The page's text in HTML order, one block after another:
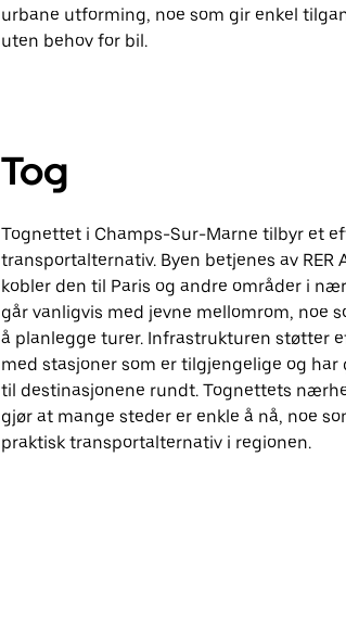
urbane utforming, noe som gir enkel
uten behov for bil.
Tog
Tognettet i Champs-Sur-Marne tilbyr et
transportalternativ. Byen betjenes av RER
kobler den til Paris og andre områder i
går vanligvis med jevne mellomrom, noe
å planlegge turer. Infrastrukturen støtter
med stasjoner som er tilgjengelige og
til destinasjonene rundt. Tognettets
gjør at mange steder er enkle å nå, noe
praktisk transportalternativ i regionen.